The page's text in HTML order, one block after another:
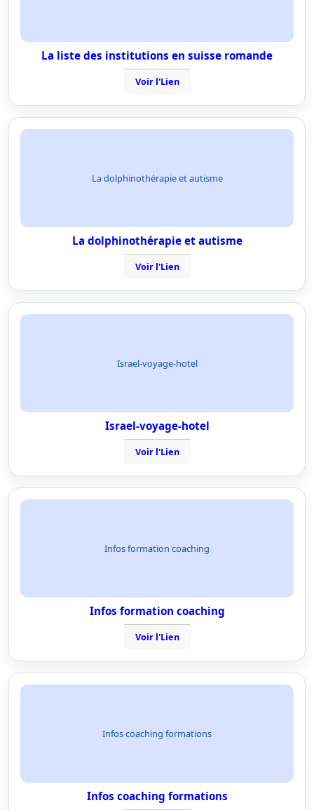
La liste des institutions en suisse romande
Voir l'Lien
La dolphinothérapie et autisme
La dolphinothérapie et autisme
Voir l'Lien
Israel-voyage-hotel
Israel-voyage-hotel
Voir l'Lien
Infos formation coaching
Infos formation coaching
Voir l'Lien
Infos coaching formations
Infos coaching formations